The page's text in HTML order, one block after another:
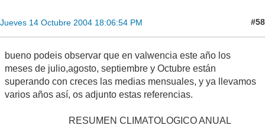
Jueves 14 Octubre 2004 18:06:54 PM #58
bueno podeis observar que en valwencia este año los
meses de julio,agosto, septiembre y Octubre están
superando con creces las medias mensuales, y ya llevamos
varios años así, os adjunto estas referencias.
RESUMEN CLIMATOLOGICO ANUAL